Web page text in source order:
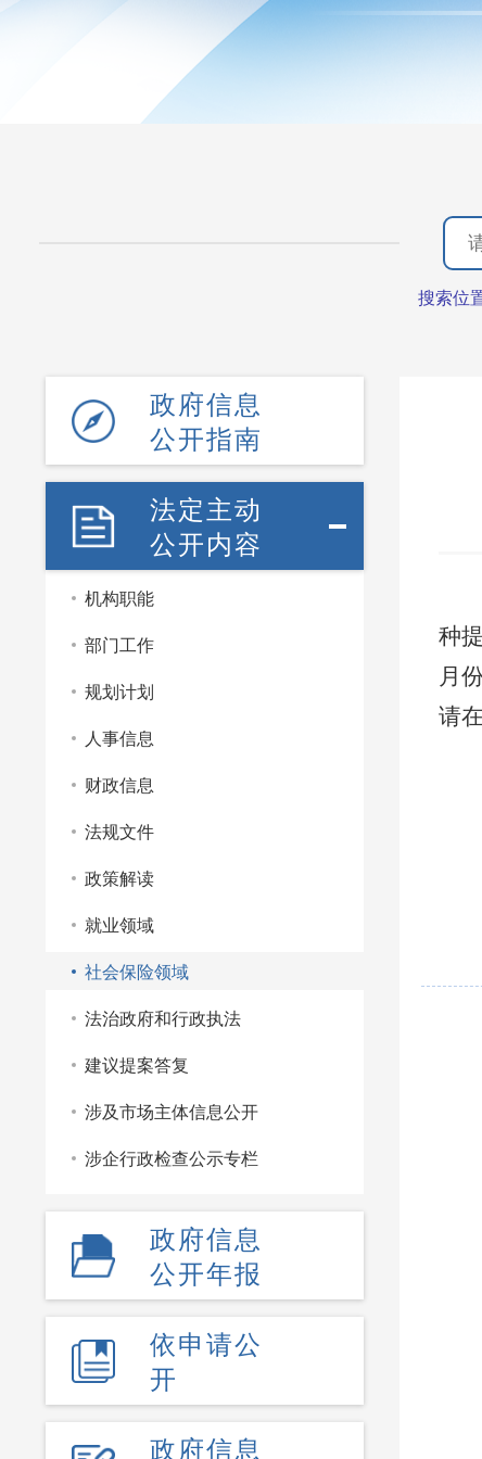
搜索位
政府信息
公开指南
法定主动
公开内容
机构职能
部门工作
规划计划
人事信息
财政信息
法规文件
政策解读
就业领域
社会保险领域
法治政府和行政执法
建议提案答复
涉及市场主体信息公开
涉企行政检查公示专栏
政府信息
公开年报
依申请公
开
政府信息
种
月
请